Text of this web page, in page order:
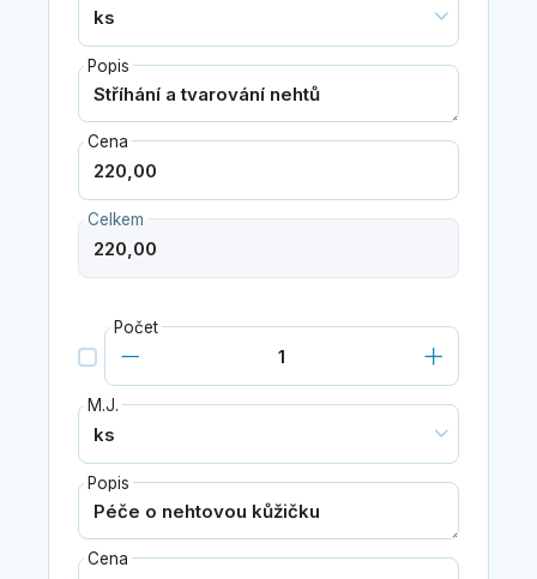
Popis
Cena
Celkem
Počet
M.J.
Popis
Cena